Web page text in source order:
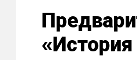
«История